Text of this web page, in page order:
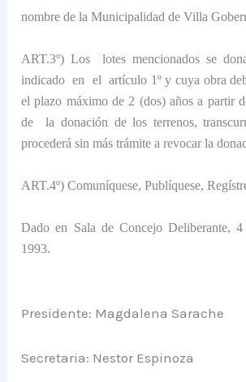
nombre dela Municipalidad de Villa
ART.3º) Los
lotes mencionados se
indicado en el artículo 1º y cuya obra
el plazo máximo de 2 (dos) años a partir
de
la donación de los terrenos,
procederá sin más trámite a revocar la
ART.4º) Comuníquese, Publíquese,
Dado en Sala de Concejo Deliberante,
1993.
Presidente: Magdalena Sarache
Secretaria: Nestor Espinoza